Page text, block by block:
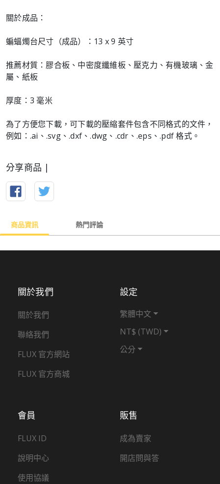
關於成品：
蝙蝠燭台尺寸（成品）：13 x 9 英寸
推薦材質：膠合板、中密度纖維板、壓克力、有機玻璃、金
屬、紙板
厚度：3 毫米
為了方便您下載，可下載的壓縮套件包含不同格式的文件，
例如：.ai、.svg、.dxf、.dwg、.cdr、.eps、.pdf 格式。
分享商品 |
商品資訊 熱門評論
販售
成為賣家
開店問與答
會員
FLUX ID
說明中心
使用協議
關於我們
關於我們
聯絡我們
FLUX 官方網站
FLUX 官方商城
設定
繁體中文
NT$ (TWD)
公分